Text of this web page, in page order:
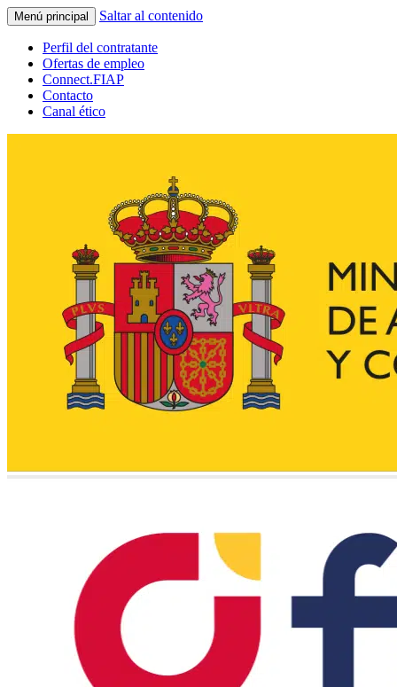
Menú principal Saltar al contenido
Perfil del contratante
Ofertas de empleo
Connect.FIAP
Contacto
Canal ético